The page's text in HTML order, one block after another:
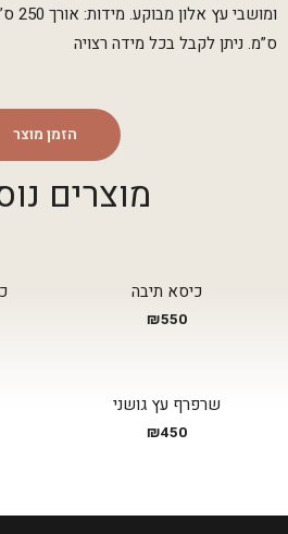
ס”מ. ניתן לקבל בכל מידה רצויה
הזמן מוצר
מוצרים
כיסא תיבה
₪550
שרפרף עץ גושני
₪450